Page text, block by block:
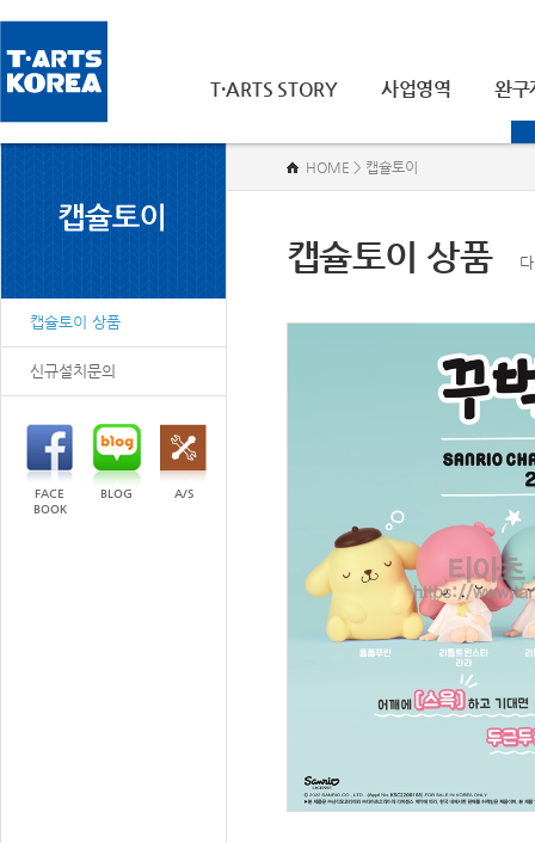
T·ARTS STORY 사업영역 완구
캡슐토이 상품
신규설치문의
FACE
BOOK
BLOG A/S
캡슐토이 상품
HOME > 캡슐토이